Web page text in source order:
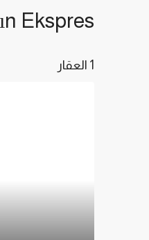
Ekspres
1 العقار